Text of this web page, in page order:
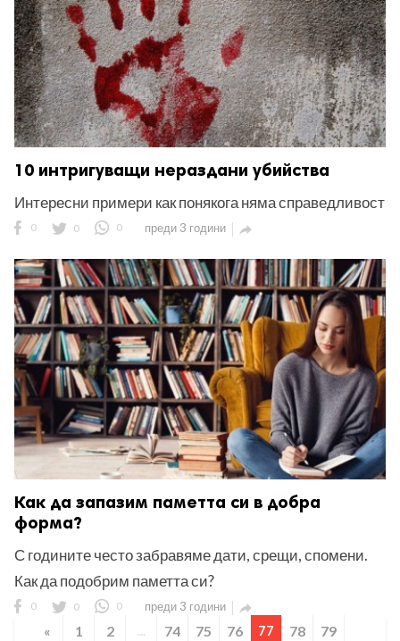
10 интригуващи нераздани убийства
Интересни примери как понякога няма справедливост
0 0 0 преди 3 години 
Как да запазим паметта си в добра
форма?
С годините често забравяме дати, срещи, спомени.
Как да подобрим паметта си?
0 0 0 преди 3 години 
« 1 2 ... 74 75 76 77 78
79